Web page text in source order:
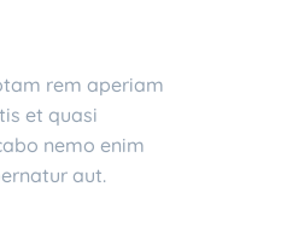
rem aperiam
et quasi
nemo enim
aut.